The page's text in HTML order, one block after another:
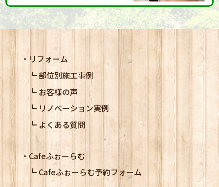
リフォーム
部位別施工事例
お客様の声
リノベーション実例
よくある質問
Cafeふぉーらむ
Cafeふぉーらむ予約フォーム